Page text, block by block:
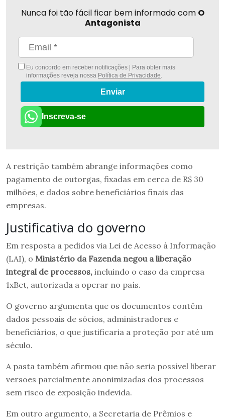
Nunca foi tão fácil ficar bem informado com O
Antagonista
Eu concordo em receber notificações | Para obter mais
informações reveja nossa Política de Privacidade.
Enviar
Inscreva-se
A restrição também abrange informações como
pagamento de outorgas, fixadas em cerca de R$ 30
milhões, e dados sobre beneficiários finais das
empresas.
Justificativa do governo
Em resposta a pedidos via Lei de Acesso à Informação
(LAI), o Ministério da Fazenda negou a liberação
integral de processos, incluindo o caso da empresa
1xBet, autorizada a operar no país.
O governo argumenta que os documentos contêm
dados pessoais de sócios, administradores e
beneficiários, o que justificaria a proteção por até um
século.
A pasta também afirmou que não seria possível liberar
versões parcialmente anonimizadas dos processos
sem risco de exposição indevida.
Em outro argumento, a Secretaria de Prêmios e